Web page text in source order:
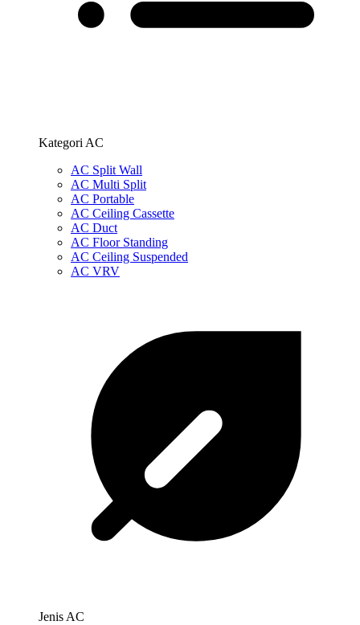
Kategori AC
AC Split Wall
AC Multi Split
AC Portable
AC Ceiling Cassette
AC Duct
AC Floor Standing
AC Ceiling Suspended
AC VRV
Jenis AC